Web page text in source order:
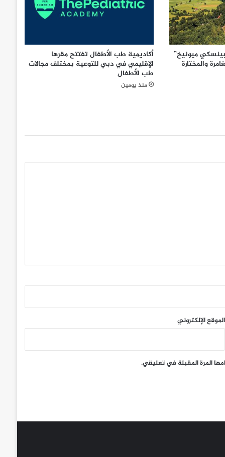
و
د
ة
ميونيخ”
والمختارة
أكاديمية طب الأطفال تفتتح مقرها
الإقليمي في دبي للتوعية بمختلف مجالات
طب الأطفال
منذ يومين
الموقع الإلكتروني
المرة المقبلة في تعليقي.